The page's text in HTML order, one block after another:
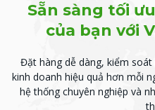
Sẵn sàng tối
của bạn với
Đặt hàng dễ dàng, kiểm
kinh doanh hiệu quả hơn mỗi
hệ thống chuyên nghiệp và